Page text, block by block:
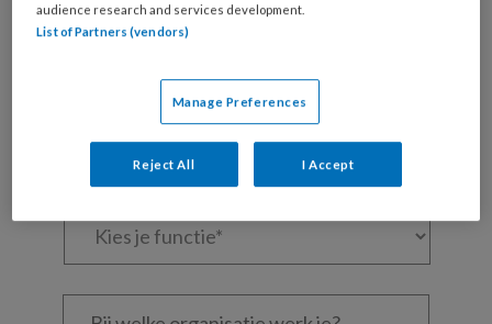
Wat
wachtwoord* *
Bij
welke
audience research and services development.
List of Partners (vendors)
Manage Preferences
Reject All I Accept